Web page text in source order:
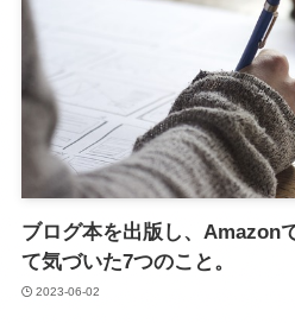
ブログ本を出版し、Amazon
て気づいた7つのこと。
2023-06-02